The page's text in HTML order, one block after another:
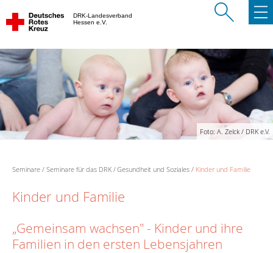
DRK-Landesverband
Hessen e.V.
Foto: A. Zelck / DRK e.V.
Seminare Seminare für das DRK Gesundheit und Soziales Kinder und Familie
Kinder und Familie
„Gemeinsam wachsen" - Kinder und ihre
Familien in den ersten Lebensjahren